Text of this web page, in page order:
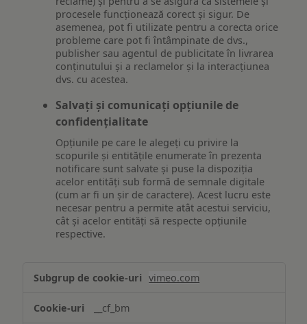
procesele funcționează corect și sigur. De
asemenea, pot fi utilizate pentru a corecta orice
probleme care pot fi întâmpinate de dvs.,
publisher sau agentul de publicitate în livrarea
conținutului și a reclamelor și la interacțiunea
dvs. cu acestea.
Salvați și comunicați opțiunile de
confidențialitate
Opțiunile pe care le alegeți cu privire la
scopurile și entitățile enumerate în prezenta
notificare sunt salvate și puse la dispoziția
acelor entități sub formă de semnale digitale
(cum ar fi un șir de caractere). Acest lucru este
necesar pentru a permite atât acestui serviciu,
cât și acelor entități să respecte opțiunile
respective.
Asigurarea
funcționalităților
website-
ului
vimeo.com
__cf_bm